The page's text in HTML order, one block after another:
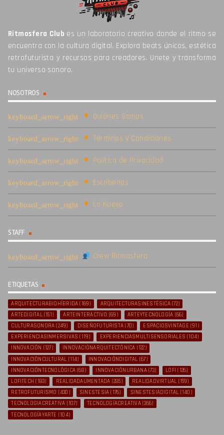
Ritmosfera Club es un laboratorio creativo donde el ritmo se
encuentra con la cultura digital. Explora beats únicos, estética
retrofuturista y recursos para creadores. Unete y transforma
tu universo sonoro.
NOSOTROS
Quiénes Somos
Términos y Condiciones
Política de Privacidad
Escríbenos
Lo Nuevo
STAFF
Crew Ritmosfera
ETIQUETAS
ARQUITECTURABIOHÍBRIDA (169) ARQUITECTURASINESTÉSICA(72)
ARTEDIGITAL(151) ARTEINTERACTIVO (69) ARTEYTECNOLOGÍA (66)
CULTURASONORA (249) DISEÑOFUTURISTA (70) ESPACIOSVINTAGE (91)
EXPERIENCIASINMERSIVAS (119) EXPERIENCIASMULTISENSORIALES (104)
INNOVACIÓN (127) INNOVACIÓNARQUITECTÓNICA (122)
INNOVACIÓNCULTURAL (114) INNOVACIÓNDIGITAL (67)
INNOVACIÓNTECNOLÓGICA (68) INNOVACIÓNURBANA(73) LOFI (126)
LOFITECH (183) REALIDADAUMENTADA (285) REALIDADVIRTUAL (159)
RETROFUTURISMO (430) SINESTESIA (176) SINESTESIADIGITAL (140)
TECNOLOGIACREATIVA (107) TECNOLOGÍACREATIVA(366)
TECNOLOGÍAYARTE (104)